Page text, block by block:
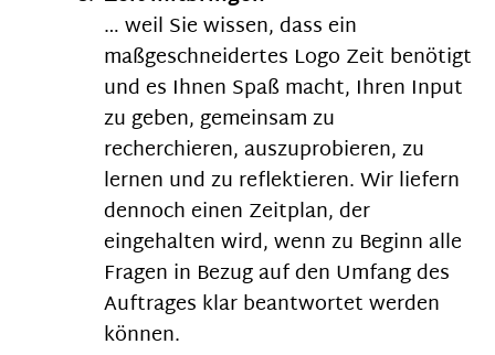
… weil Sie wissen, dass ein
maßgeschneidertes Logo Zeit benötigt
und es Ihnen Spaß macht, Ihren Input
zu geben, gemeinsam zu
recherchieren, auszuprobieren, zu
lernen und zu reflektieren. Wir liefern
dennoch einen Zeitplan, der
eingehalten wird, wenn zu Beginn alle
Fragen in Bezug auf den Umfang des
Auftrages klar beantwortet werden
können.